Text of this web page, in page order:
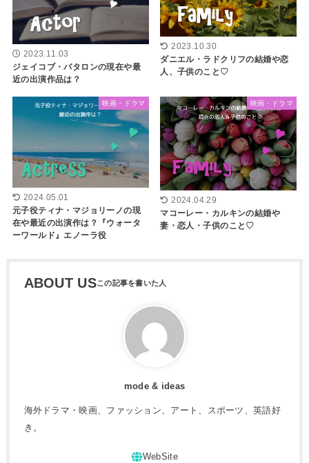
2023.11.03
ジェイコブ・バタロンの現在や最
近の出演作品は？
2023.10.30
ダニエル・ラドクリフの結婚や恋
人、子供のこと♡
映画・ドラマ
2024.05.01
元子役ティナ・マジョリーノの現
在や最近の出演作は？『ウォータ
ーワールド』エノーラ役
映画・ドラマ
2024.04.29
マコーレー・カルキンの結婚や
妻・恋人・子供のこと♡
ABOUT US
mode & ideas
海外ドラマ・映画、ファッション、アート、スポーツ、英語好
き。